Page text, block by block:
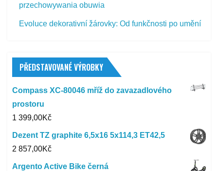
przechowywania obuwia
Evoluce dekorativní žárovky: Od funkčnosti po umění
PŘEDSTAVOVANÉ VÝROBKY
Compass XC-80046 mříž do zavazadlového
prostoru
1 399,00Kč
Dezent TZ graphite 6,5x16 5x114,3 ET42,5
2 857,00Kč
Argento Active Bike černá